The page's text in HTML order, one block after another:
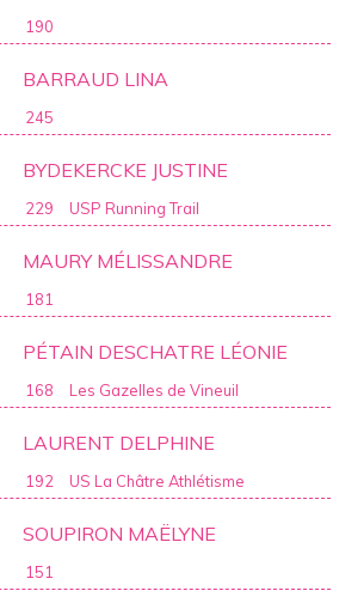
190
245
BARRAUD LINA
229
BYDEKERCKE JUSTINE
USP Running Trail
181
MAURY MÉLISSANDRE
168
PÉTAIN DESCHATRE LÉONIE
Les Gazelles de Vineuil
192
LAURENT DELPHINE
US La Châtre Athlétisme
151
SOUPIRON MAËLYNE